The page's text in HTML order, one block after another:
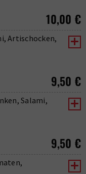
10,00 €
Artischocken,
9,50 €
Salami,
9,50 €